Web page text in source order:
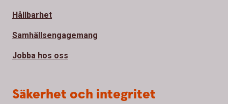
Hållbarhet
Samhällsengagemang
Jobba hos oss
Säkerhet och integritet